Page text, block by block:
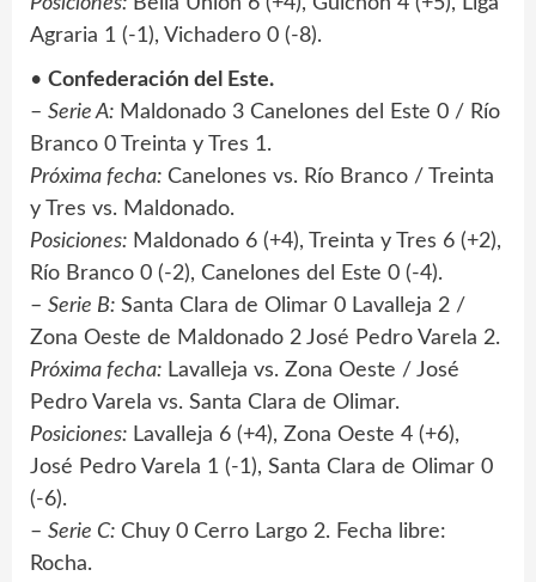
Agraria 1 (-1), Vichadero 0 (-8).
• Confederación del Este.
– Serie A: Maldonado 3 Canelones del Este 0 / Río
Branco 0 Treinta y Tres 1.
Próxima fecha: Canelones vs. Río Branco / Treinta
y Tres vs. Maldonado.
Posiciones: Maldonado 6 (+4), Treinta y Tres 6 (+2),
Río Branco 0 (-2), Canelones del Este 0 (-4).
– Serie B: Santa Clara de Olimar 0 Lavalleja 2 /
Zona Oeste de Maldonado 2 José Pedro Varela 2.
Próxima fecha: Lavalleja vs. Zona Oeste / José
Pedro Varela vs. Santa Clara de Olimar.
Posiciones: Lavalleja 6 (+4), Zona Oeste 4 (+6),
José Pedro Varela 1 (-1), Santa Clara de Olimar 0
(-6).
– Serie C: Chuy 0 Cerro Largo 2. Fecha libre:
Rocha.